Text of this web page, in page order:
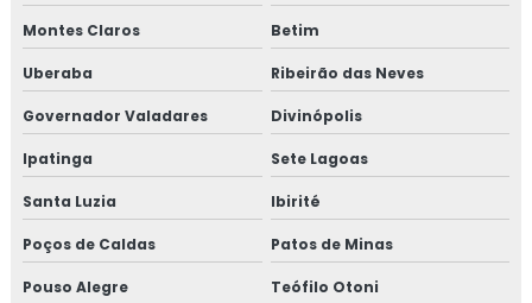
Isolamento térmico industrial rio de janeiro
Isolamento térmico industrial rj
Isolamento térmico interno
Isolamento térmico offshore
Isolamento térmico para container
Montes Claros Betim
Uberaba Ribeirão das Neves
Governador Valadares Divinópolis
Ipatinga Sete Lagoas
Santa Luzia Ibirité
Poços de Caldas Patos de Minas
Pouso Alegre Teófilo Otoni